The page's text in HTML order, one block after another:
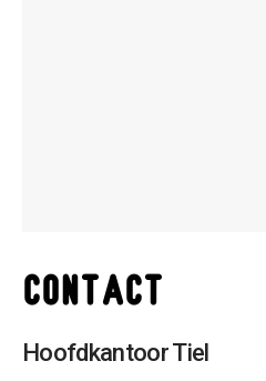
Contact
Hoofdkantoor Tiel